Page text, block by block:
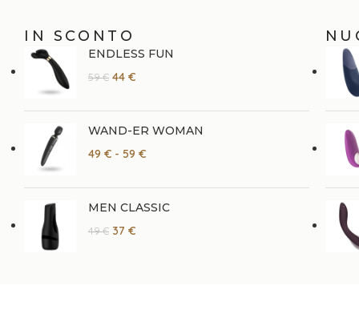
IN SCONTO
ENDLESS FUN
59€ 44 €
WAND-ER WOMAN
49 € - 59 €
MEN CLASSIC
49€ 37 €